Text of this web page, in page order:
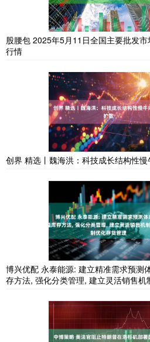
股腰包 2025年5月11日全国主要批发
行情
创界 精选丨魏海洪：科技成长结构性
博兴优配 永泰能源: 建立精准需求预测
存方法, 强化分类管理, 建立灵活销售机